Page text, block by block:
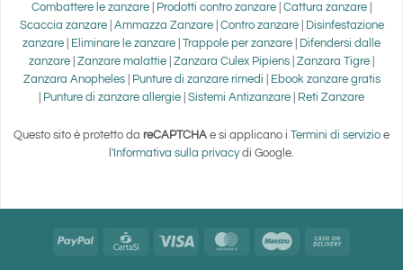
Combattere le zanzare
Prodotti contro zanzare Cattura zanzare
Scaccia zanzare| Ammazza Zanzare Contro zanzare|
Disinfestazione
zanzare
Eliminare le zanzare Trappole per zanzare
Difendersi dalle
zanzare
Zanzare malattie Zanzara Culex Pipiens Zanzara Tigre
Zanzara Anopheles| Punture di zanzare rimedi
Ebook zanzare gratis
Punture di zanzare allergie Sistemi Antizanzare Reti Zanzare
Questo sito è protetto da reCAPTCHA e si applicano i Termini di servizio e
l' Informativa sulla privacydi Google.
PayPal CartaSi Visa MasterCardMaestro